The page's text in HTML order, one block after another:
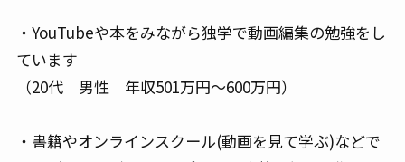
・YouTubeや本をみながら独学で動画編集の勉強をし
ています
（20代 男性 年収501万円～600万円）
・書籍やオンラインスクール(動画を見て学ぶ)などで